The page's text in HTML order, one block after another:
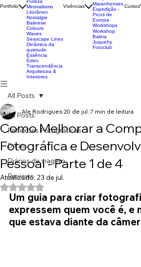
Sunrise
Feelings
Pureza
Minimalismo
Litorâneo
Nostalgie
Balinese
Colours
Waves
Seascape Lines
Dinâmica da
quietude
Essência
Éden
Transcendência
Expedição -
Lençóis
Maranhenses
Expedição -
Picos de
Europa
Workshops
Workshop
Baleia
All Posts
Reflexões Fotográficas
Dicas
Diários de viagem
Reviews
All Posts
Como Melhorar a
Fotográfica e
Pessoal - Parte 1 de 4
Ale Rodrigues 7 min de leitura
Atualizado:23 de jul.
Avaliado com NaN de 5 estrelas.
Um guia para criar
expressem quem você é, e